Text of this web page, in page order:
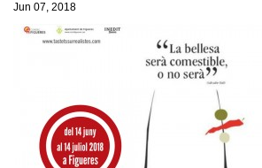
Jun 07, 2018